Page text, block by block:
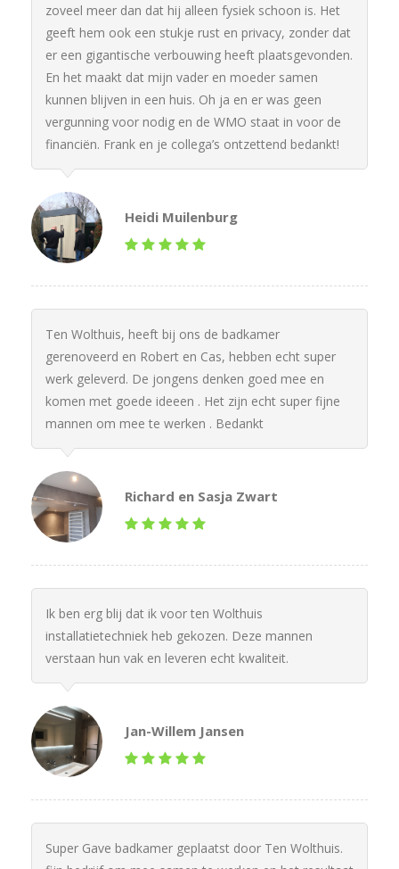
zoveel meer dan dat hij alleen fysiek schoon is. Het
geeft hem ook een stukje rust en privacy, zonder dat
er een gigantische verbouwing heeft plaatsgevonden.
En het maakt dat mijn vader en moeder samen
kunnen blijven in een huis. Oh ja en er was geen
vergunning voor nodig en de WMO staat in voor de
financiën. Frank en je collega’s ontzettend bedankt!
Heidi Muilenburg
Ten Wolthuis, heeft bij ons de badkamer
gerenoveerd en Robert en Cas, hebben echt super
werk geleverd. De jongens denken goed mee en
komen met goede ideeen . Het zijn echt super fijne
mannen om mee te werken . Bedankt
Richard en Sasja Zwart
Ik ben erg blij dat ik voor ten Wolthuis
installatietechniek heb gekozen. Deze mannen
verstaan hun vak en leveren echt kwaliteit.
Jan-Willem Jansen
Super Gave badkamer geplaatst door Ten Wolthuis.